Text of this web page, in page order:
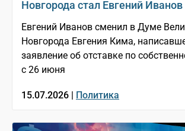
Новгорода стал Евгений Иванов
Евгений Иванов сменил в Думе
Новгорода Евгения Кима,
заявление об отставке по
с 26 июня
15.07.2026 | Политика